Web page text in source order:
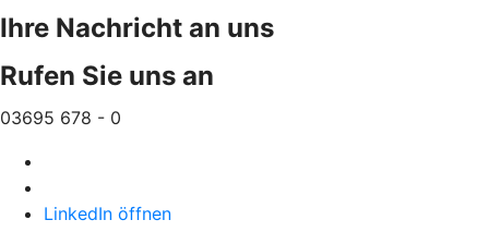
Ihre Nachricht an uns
Rufen Sie uns an
03695 678 - 0
LinkedIn öffnen